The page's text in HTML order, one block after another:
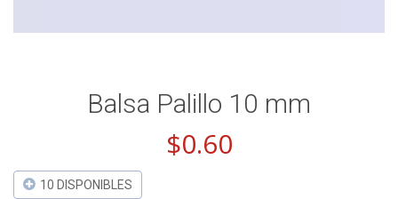
Balsa Palillo 10 mm
$0.60
10 DISPONIBLES